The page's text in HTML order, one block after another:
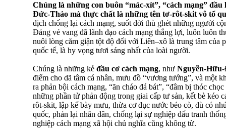
Chúng là những con buôn “mác-xít”, “cách mạng”
Đức-Thảo mà thực chất là những tên tơ-rôt-skit vô tổ
địch chống lại cách mạng, suốt đời thù ghét những người
Đảng vẻ vang đã lãnh đạo cách mạng thắng lợi, luôn luôn
nuôi lòng căm giận tột độ đối với Liên–xô là trung tâm của
quốc tế, là hy vọng tươi sáng nhất của loài người.
Chúng là những kẻ đầu cơ cách mạng, như Nguyễn-
điểm cho dã tâm cá nhân, mưu đồ “vương tướng”, và một
ra phản bội cách mạng, “ăn cháo đá bát”, “đâm bị thóc
những phần tử phản động trong giai cấp tư sản, kết bè kéo
rôt-skit, lập kế bày mưu, thừa cơ đục nước béo cò, dù có
quốc, phản lại nhân dân, chống lại sự nghiệp đấu tranh
nghiệp cách mạng xã hội chủ nghĩa cũng không từ.